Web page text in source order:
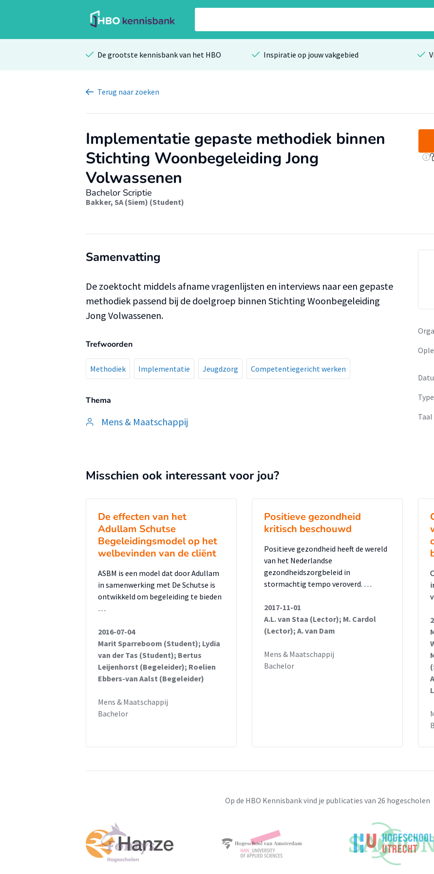
De grootste kennisbank van het HBO Inspiratie op jouw vakgebied
Terug naar zoeken
Implementatie gepaste methodiek binnen
Stichting Woonbegeleiding Jong
Volwassenen
Bachelor Scriptie
Bakker, SA (Siem) (Student)
Samenvatting
De zoektocht middels afname vragenlijsten en interviews naar een gepaste
methodiek passend bij de doelgroep binnen Stichting Woonbegeleiding
Jong Volwassenen.
Trefwoorden
Methodiek Implementatie Jeugdzorg Competentiegericht werken
Thema
Mens & Maatschappij
Type
Taal
Misschien ook interessant voor jou?
De effecten van het
Adullam Schutse
Begeleidingsmodel op het
welbevinden van de cliënt
ASBM is een model dat door Adullam
in samenwerking met De Schutse is
ontwikkeld om begeleiding te bieden
…
2016-07-04
Marit Sparreboom (Student); Lydia
van der Tas (Student); Bertus
Leijenhorst (Begeleider); Roelien
Ebbers-van Aalst (Begeleider)
Mens & Maatschappij
Bachelor
Positieve gezondheid
kritisch beschouwd
Positieve gezondheid heeft de wereld
van het Nederlandse
gezondheidszorgbeleid in
stormachtig tempo veroverd. …
2017-11-01
A.L. van Staa (Lector); M. Cardol
(Lector); A. van Dam
Mens & Maatschappij
Bachelor
Op de HBO Kennisbank vind je publicaties van 26 hogescholen